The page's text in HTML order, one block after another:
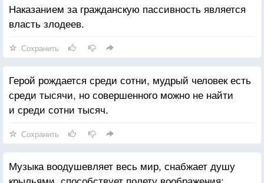
Наказанием за гражданскую пассивность является
власть злодеев.
Сохранить
Герой рождается среди сотни, мудрый человек есть
среди тысячи, но совершенного можно не найти
и среди сотни тысяч.
Сохранить
Музыка воодушевляет весь мир, снабжает душу